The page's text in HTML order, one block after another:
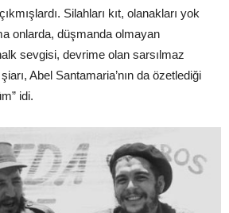
Silahları kıt, olanakları yok
onlarda, düşmanda olmayan
sevgisi, devrime olan sarsılmaz
Abel Santamaria’nın da özetlediği
idi.